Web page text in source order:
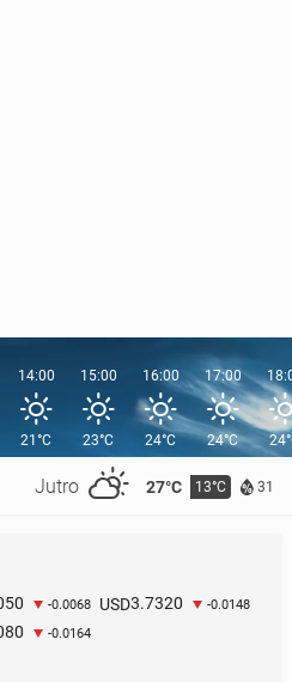
Jutro 27°C 13°C 31
14:00
21°C
15:00
23°C
16:00
24°C
17:00
24°C
-0.0068 USD3.7320 -0.0148
-0.0164